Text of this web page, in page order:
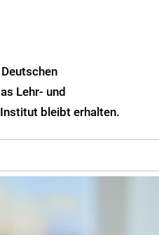
Lehr- und
bleibt erhalten.